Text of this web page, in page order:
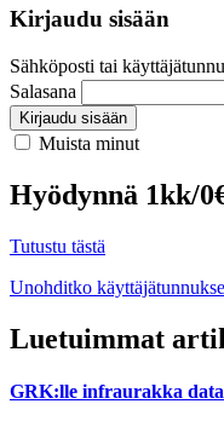
Kirjaudu sisään
Sähköposti tai
Salasana
Kirjaudu sisään
Muista minut
Hyödynnä 1kk/
Tutustu tästä
Unohditko
Luetuimmat
GRK:lle infraurakka